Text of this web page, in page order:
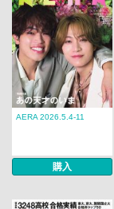
AERA 2026.5.4-11
購入